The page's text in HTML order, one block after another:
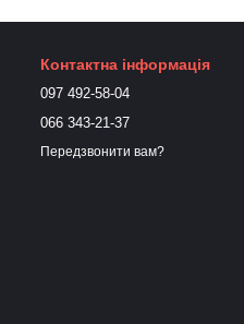
Контактна інформація
097 492-58-04
066 343-21-37
Передзвонити вам?